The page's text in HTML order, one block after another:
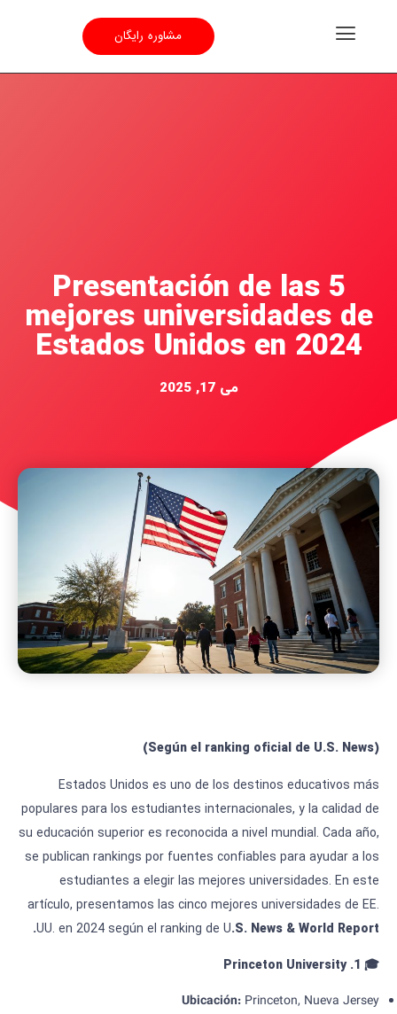
مشاوره رایگان
Presentación de las 5
mejores universidades de
Estados Unidos en 2024
می 17, 2025
(
Según el ranking oficial de U.S. News)
Estados Unidos es uno de los destinos educativos más
populares para los estudiantes internacionales, y la calidad de
su educación superior es reconocida a nivel mundial. Cada año,
se publican rankings por fuentes confiables para ayudar a los
estudiantes a elegir las mejores universidades. En este
artículo, presentamos las cinco mejores universidades de EE.
UU. en 2024 según el ranking de U.S. News & World Report.
🎓
1. Princeton University
Ubicación:Princeton, Nueva Jersey